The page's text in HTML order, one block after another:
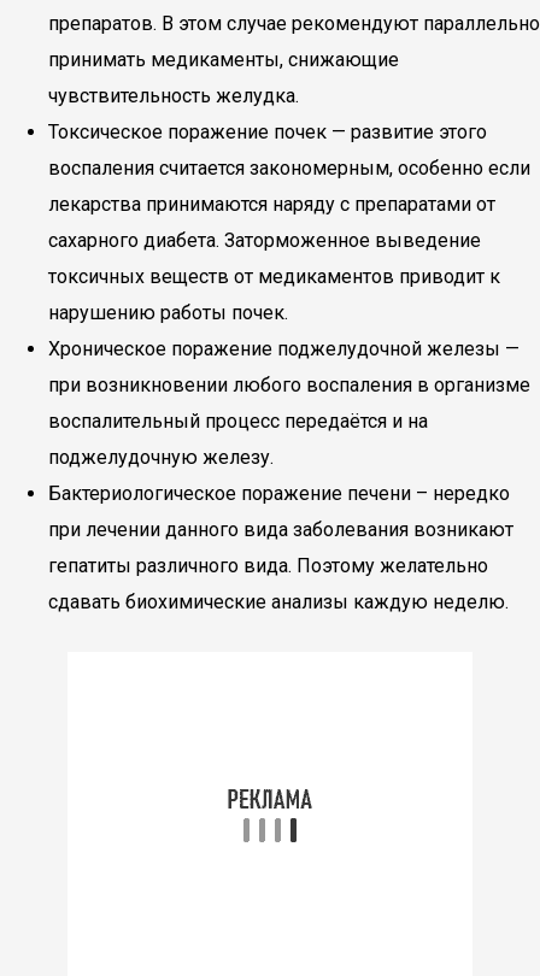
препаратов. В этом случае рекомендуют параллельно
принимать медикаменты, снижающие
чувствительность желудка.
Токсическое поражение почек — развитие этого
воспаления считается закономерным, особенно если
лекарства принимаются наряду с препаратами от
сахарного диабета. Заторможенное выведение
токсичных веществ от медикаментов приводит к
нарушению работы почек.
Хроническое поражение поджелудочной железы —
при возникновении любого воспаления в организме
воспалительный процесс передаётся и на
поджелудочную железу.
Бактериологическое поражение печени – нередко
при лечении данного вида заболевания возникают
гепатиты различного вида. Поэтому желательно
сдавать биохимические анализы каждую неделю.